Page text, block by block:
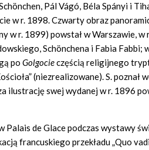
Pál Vágó, Béla Spányi i
w r. 1898. Czwarty obraz
w r. 1899) powstał w Warszawie, w
Schönchena i Fabia Fabbi;
po Golgocieczęścią religijnego
(niezrealizowane). S. poznał
ilustrację swej wydanej w r. 1896
Palais de Glace podczas wystawy
francuskiego przekładu „Quo